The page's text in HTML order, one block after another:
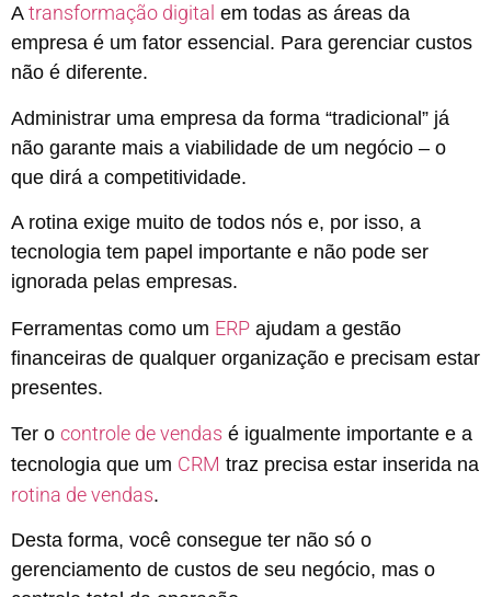
A transformação digital em todas as áreas da
empresa é um fator essencial. Para gerenciar custos
não é diferente.
Administrar uma empresa da forma “tradicional” já
não garante mais a viabilidade de um negócio – o
que dirá a competitividade.
A rotina exige muito de todos nós e, por isso, a
tecnologia tem papel importante e não pode ser
ignorada pelas empresas.
Ferramentas como um ERP ajudam a gestão
financeiras de qualquer organização e precisam estar
presentes.
Ter o controle de vendas é igualmente importante e a
tecnologia que um CRM traz precisa estar inserida na
rotina de vendas.
Desta forma, você consegue ter não só o
gerenciamento de custos de seu negócio, mas o